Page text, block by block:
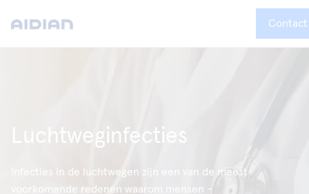
Contact
Luchtweginfecties
Infecties in de luchtwegen zijn een van de meest
voorkomende redenen waarom mensen -